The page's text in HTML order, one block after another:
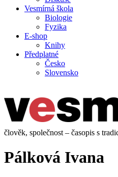
Vesmírná škola
Biologie
Fyzika
E-shop
Knihy
Předplatné
Česko
Slovensko
člověk, společnost – časopis s
Pálková Ivana